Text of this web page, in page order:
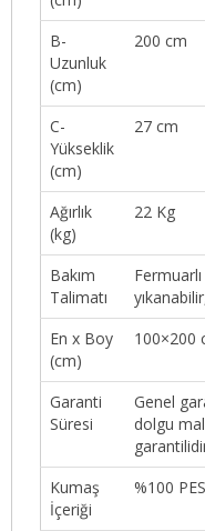
B-
Uzunluk
(cm)
200 cm
C-
Yükseklik
(cm)
27 cm
Ağırlık
(kg)
22 Kg
Bakım
Talimatı
En x Boy
(cm)
100×200
Garanti
Süresi
Genel
dolgu
Kumaş
İçeriği
%100 PES